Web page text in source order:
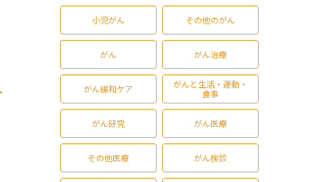
小児がん その他のがん
がん がん治療
がん緩和ケア
がんと生活・運動・
食事
がん研究 がん医療
その他医療 がん検診